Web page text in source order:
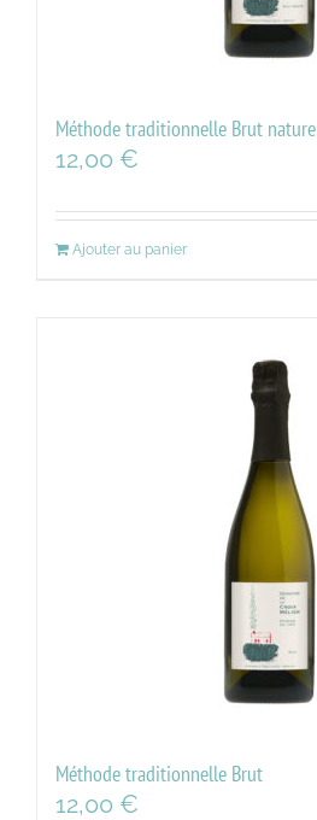
Méthode traditionnelle Brut nature
12,00 €
Ajouter au panier
Méthode traditionnelle Brut
12,00 €